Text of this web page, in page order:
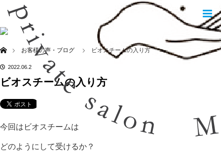
TOPICS
お客様の声・ブログ
お客様の声・ブログ
ビオスチームの入り方
2022.06.2
ビオスチームの入り方
今回はビオスチームは
どのようにして受けるか？